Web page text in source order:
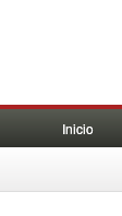
Inicio